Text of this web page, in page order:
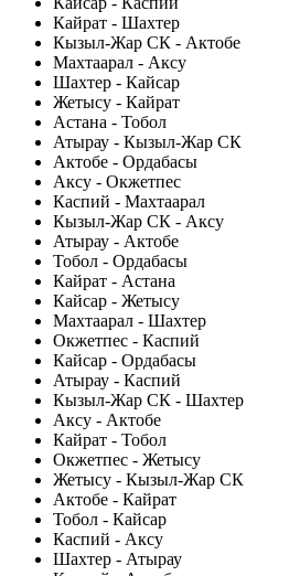
Кайрат - Шахтер
Кызыл-Жар СК - Актобе
Махтаарал - Аксу
Шахтер - Кайсар
Жетысу - Кайрат
Астана - Тобол
Атырау - Кызыл-Жар СК
Актобе - Ордабасы
Аксу - Окжетпес
Каспий - Махтаарал
Кызыл-Жар СК - Аксу
Атырау - Актобе
Тобол - Ордабасы
Кайрат - Астана
Кайсар - Жетысу
Махтаарал - Шахтер
Окжетпес - Каспий
Кайсар - Ордабасы
Атырау - Каспий
Кызыл-Жар СК - Шахтер
Аксу - Актобе
Кайрат - Тобол
Окжетпес - Жетысу
Жетысу - Кызыл-Жар СК
Актобе - Кайрат
Тобол - Кайсар
Каспий - Аксу
Шахтер - Атырау